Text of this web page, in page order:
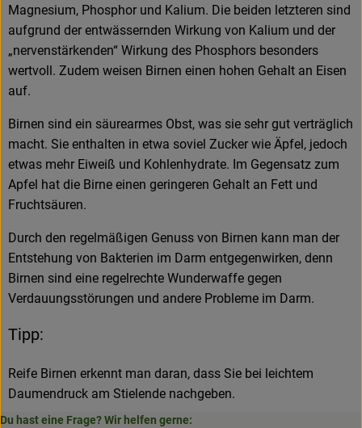
Magnesium, Phosphor und Kalium. Die beiden letzteren sind
aufgrund der entwässernden Wirkung von Kalium und der
„nervenstärkenden“ Wirkung des Phosphors besonders
wertvoll. Zudem weisen Birnen einen hohen Gehalt an Eisen
auf.
Birnen sind ein säurearmes Obst, was sie sehr gut verträglich
macht. Sie enthalten in etwa soviel Zucker wie Äpfel, jedoch
etwas mehr Eiweiß und Kohlenhydrate. Im Gegensatz zum
Apfel hat die Birne einen geringeren Gehalt an Fett und
Fruchtsäuren.
Durch den regelmäßigen Genuss von Birnen kann man der
Entstehung von Bakterien im Darm entgegenwirken, denn
Birnen sind eine regelrechte Wunderwaffe gegen
Verdauungsstörungen und andere Probleme im Darm.
Tipp:
Reife Birnen erkennt man daran, dass Sie bei leichtem
Daumendruck am Stielende nachgeben.
Du hast eine Frage? Wir helfen gerne: